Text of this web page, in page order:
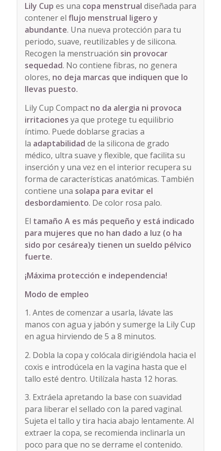
Lily Cup es una copa menstrual diseñada para
contener el flujo menstrual ligero y
abundante. Una nueva protección para tu
periodo, suave, reutilizables y de silicona.
Recogen la menstruación sin provocar
sequedad. No contiene fibras, no genera
olores, no deja marcas que indiquen que lo
llevas puesto.
Lily Cup Compact no da alergia ni provoca
irritaciones ya que protege tu equilibrio
íntimo. Puede doblarse gracias a
la adaptabilidad de la silicona de grado
médico, ultra suave y flexible, que facilita su
inserción y una vez en el interior recupera su
forma de características anatómicas. También
contiene una solapa para evitar el
desbordamiento. De color rosa palo.
El tamaño A es más pequeño y está indicado
para mujeres que no han dado a luz (o ha
sido por cesárea)y tienen un sueldo pélvico
fuerte.
¡Máxima protección e independencia!
Modo de empleo
1. Antes de comenzar a usarla, lávate las
manos con agua y jabón y sumerge la Lily Cup
en agua hirviendo de 5 a 8 minutos.
2. Dobla la copa y colócala dirigiéndola hacia el
coxis e introdúcela en la vagina hasta que el
tallo esté dentro. Utilízala hasta 12 horas.
3. Extráela apretando la base con suavidad
para liberar el sellado con la pared vaginal.
Sujeta el tallo y tira hacia abajo lentamente. Al
extraer la copa, se recomienda inclinarla un
poco para que no se derrame el contenido.